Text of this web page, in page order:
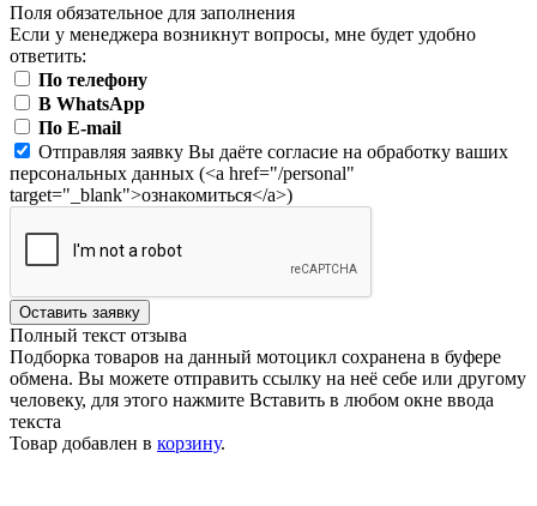
Поля обязательное для заполнения
Если у менеджера возникнут вопросы, мне будет удобно
ответить:
По телефону
В WhatsApp
По E-mail
Отправляя заявку Вы даёте согласие на обработку ваших
персональных данных (<a href="/personal"
target="_blank">ознакомиться</a>)
Оставить заявку
Полный текст отзыва
Подборка товаров на данный мотоцикл сохранена в буфере
обмена. Вы можете отправить ссылку на неё себе или другому
человеку, для этого нажмите Вставить в любом окне ввода
текста
Товар добавлен в корзину.